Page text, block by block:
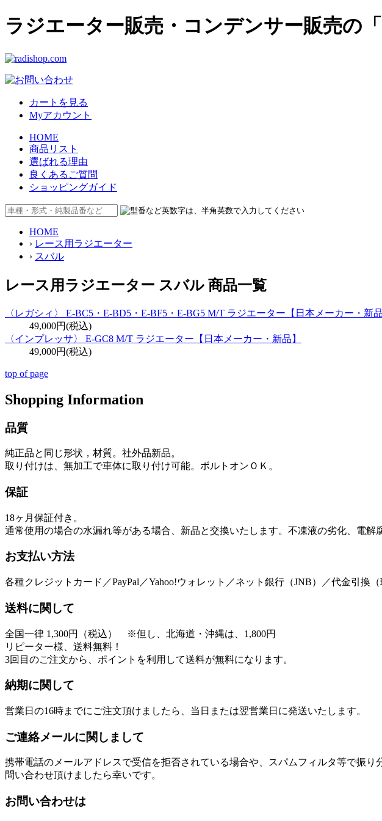
ラジエーター販売・コンデンサー販売の
カートを見る
Myアカウント
HOME
商品リスト
選ばれる理由
良くあるご質問
ショッピングガイド
HOME
› レース用ラジエーター
› スバル
レース用ラジエーター スバル 商品一覧
〈レガシィ〉 E-BC5・E-BD5・E-BF5・E-BG5 M/T ラジエーター【日本メーカー・新品
49,000円(税込)
〈インプレッサ〉 E-GC8 M/T ラジエーター【日本メーカー・新品】
49,000円(税込)
top of page
Shopping Information
品質
純正品と同じ形状，材質。社外品新品。
取り付けは、無加工で車体に取り付け可能。ボルトオンＯＫ。
保証
18ヶ月保証付き。
通常使用の場合の水漏れ等がある場合、新品と交換いたします。不凍液の劣化、電解
お支払い方法
各種クレジットカード／PayPal／Yahoo!ウォレット／ネット銀行（JNB）／代金引換
送料に関して
全国一律 1,300円（税込） ※但し、北海道・沖縄は、1,800円
リピーター様、送料無料！
3回目のご注文から、ポイントを利用して送料が無料になります。
納期に関して
営業日の16時までにご注文頂けましたら、当日または翌営業日に発送いたします。
ご連絡メールに関しまして
携帯電話のメールアドレスで受信を拒否されている場合や、スパムフィルタ等で振
問い合わせ頂けましたら幸いです。
お問い合わせは